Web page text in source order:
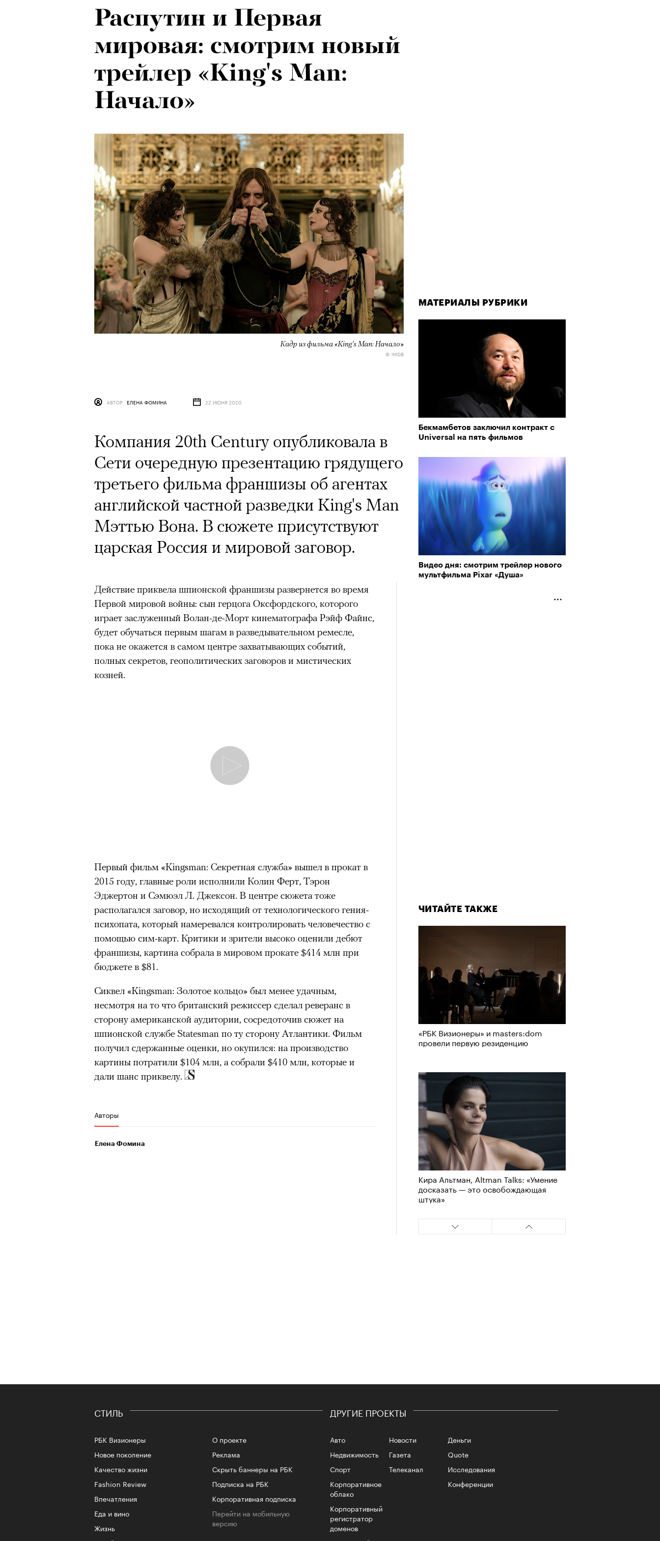
МАТЕРИАЛЫ РУБРИКИ
Бекмамбетов заключил контракт с
Universal на пять фильмов
Видео дня: смотрим трейлер нового
мультфильма Pixar «Душа»
ЧИТАЙТЕ ТАКЖЕ
«РБК Визионеры» и masters:dom
провели первую резиденцию
Кира Альтман, Altman Talks: «Умение
досказать — это освобождающая
штука»
4 коллаборации, которые нельзя
пропустить
Распутин и Первая
мировая: смотрим новый
трейлер «King's Man:
Начало»
Кадр из фильма «King's Man: Начало»
© IMDB
АВТОР ЕЛЕНА ФОМИНА 22 ИЮНЯ 2020
Компания 20th Century опубликовала в
Сети очередную презентацию грядущего
третьего фильма франшизы об агентах
английской частной разведки King's Man
Мэттью Вона. В сюжете присутствуют
царская Россия и мировой заговор.
Действие приквела шпионской франшизы развернется во время
Первой мировой войны: сын герцога Оксфордского, которого
играет заслуженный Волан-де-Морт кинематографа Рэйф Файнс,
будет обучаться первым шагам в разведывательном ремесле,
пока не окажется в самом центре захватывающих событий,
полных секретов, геополитических заговоров и мистических
козней.
Первый фильм «Kingsman: Секретная служба» вышел в прокат в
2015 году, главные роли исполнили Колин Ферт, Тэрон
Эджертон и Сэмюэл Л. Джексон. В центре сюжета тоже
располагался заговор, но исходящий от технологического гения-
психопата, который намеревался контролировать человечество с
помощью сим-карт. Критики и зрители высоко оценили дебют
франшизы, картина собрала в мировом прокате $414 млн при
бюджете в $81.
Сиквел «Kingsman: Золотое кольцо» был менее удачным,
несмотря на то что британский режиссер сделал реверанс в
сторону американской аудитории, сосредоточив сюжет на
шпионской службе Statesman по ту сторону Атлантики. Фильм
получил сдержанные оценки, но окупился: на производство
картины потратили $104 млн, а собрали $410 млн, которые и
дали шанс приквелу.
Авторы
Елена Фомина
СТИЛЬ
РБК Визионеры
Новое поколение
Качество жизни
Fashion Review
Впечатления
Еда и вино
Жизнь
О проекте
Реклама
Скрыть баннеры на РБК
Подписка на РБК
Корпоративная подписка
Перейти на мобильную
версию
ДРУГИЕ ПРОЕКТЫ
Авто
Недвижимость
Спорт
Корпоративное
облако
Корпоративный
регистратор
доменов
Новости
Газета
Телеканал
Деньги
Quote
Исследования
Конференции